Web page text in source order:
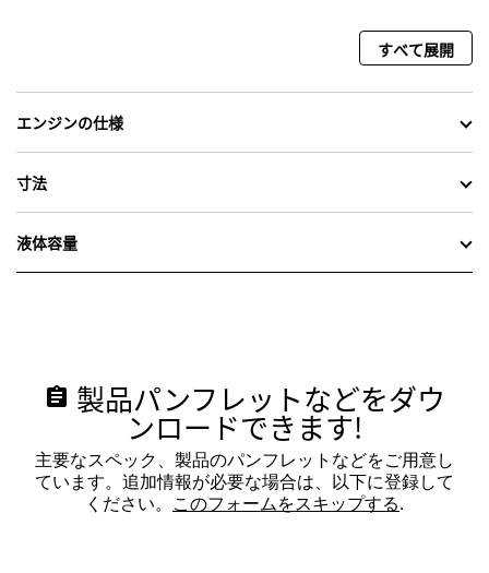
すべて展開
エンジンの仕様
寸法
液体容量
assignment 製品パンフレットなどをダウ
ンロードできます!
主要なスペック、製品のパンフレットなどをご用意し
ています。追加情報が必要な場合は、以下に登録して
ください。 このフォームをスキップする.